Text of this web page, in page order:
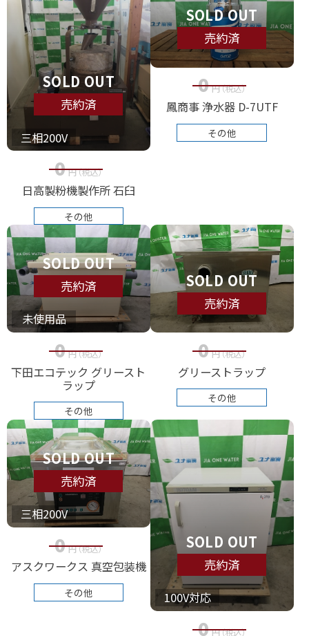
SOLD OUT
売約済
三相200V
0 円（税込）
日高製粉機製作所 石臼
その他
SOLD OUT
売約済
0 円（税込）
鳳商事 浄水器 D-7UTF
その他
SOLD OUT
売約済
未使用品
0 円（税込）
下田エコテック グリースト
ラップ
その他
SOLD OUT
売約済
0 円（税込）
グリーストラップ
その他
SOLD OUT
売約済
三相200V
0 円（税込）
アスクワークス 真空包装機
その他
SOLD OUT
売約済
100V対応
0 円（税込）